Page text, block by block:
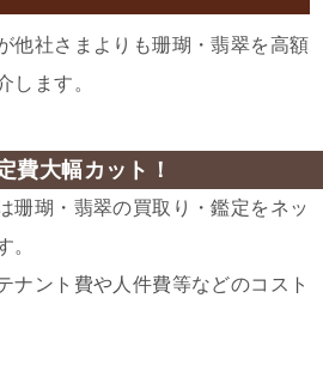
他社さまよりも珊瑚・翡翠を高額
します。
大幅カット！
珊瑚・翡翠の買取り・鑑定をネッ
。
ナント費や人件費等などのコスト